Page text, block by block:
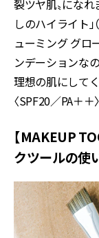
裂ツヤ肌〟にな
しのハイライト
ューミング グロ
ンデーションな
理想の肌にしてく
〈SPF20／PA＋
【MAKEUP
クツールの使